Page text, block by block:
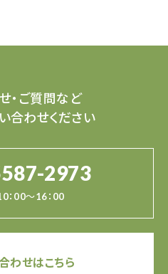
・ご質問など
合わせください
2973
：00～16：00
わせはこちら